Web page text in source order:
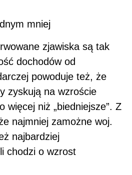
mniej
zjawiska są tak
dochodów od
powoduje też, że
zyskują na wzroście
więcej niż „biedniejsze”. Z
najmniej zamożne woj.
najbardziej
chodzi o wzrost